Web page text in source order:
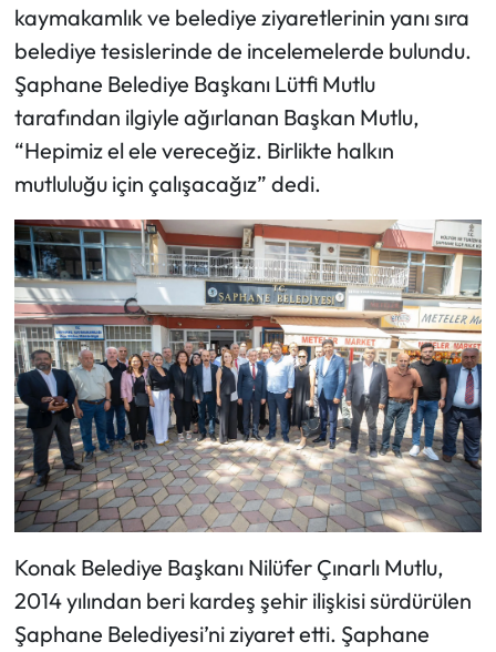
kaymakamlık ve belediye ziyaretlerinin yanı sıra
belediye tesislerinde de incelemelerde bulundu.
Şaphane Belediye Başkanı Lütfi Mutlu
tarafından ilgiyle ağırlanan Başkan Mutlu,
“Hepimiz el ele vereceğiz. Birlikte halkın
mutluluğu için çalışacağız” dedi.
Konak Belediye Başkanı Nilüfer Çınarlı Mutlu,
2014 yılından beri kardeş şehir ilişkisi sürdürülen
Şaphane Belediyesi’ni ziyaret etti. Şaphane